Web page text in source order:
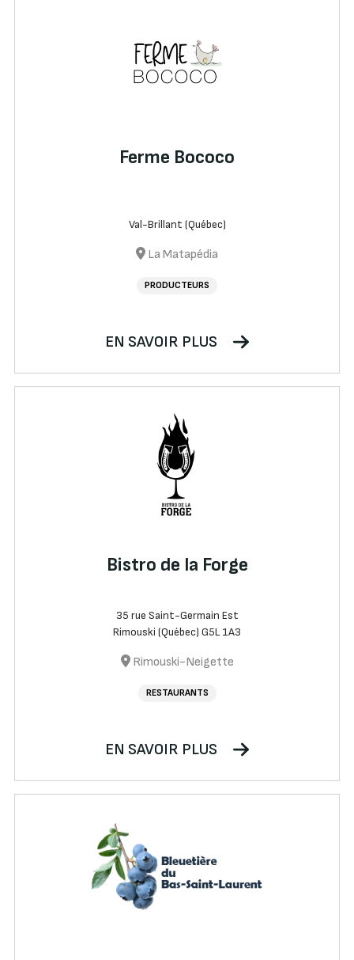
Ferme Bococo
Val-Brillant (Québec)
La Matapédia
PRODUCTEURS
EN SAVOIR PLUS
Bistro de la Forge
35 rue Saint-Germain Est
Rimouski (Québec) G5L 1A3
Rimouski-Neigette
RESTAURANTS
EN SAVOIR PLUS